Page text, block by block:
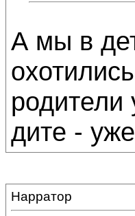
А мы в
дите -
Нарратор